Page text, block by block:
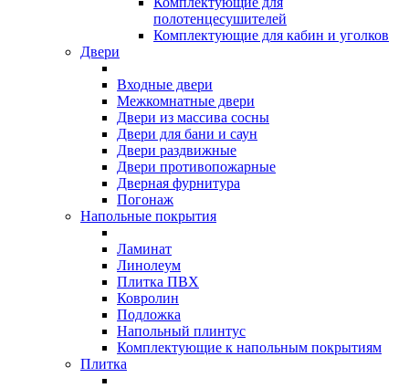
полотенцесушителей
Комплектующие для кабин и уголков
Двери
Входные двери
Межкомнатные двери
Двери из массива сосны
Двери для бани и саун
Двери раздвижные
Двери противопожарные
Дверная фурнитура
Погонаж
Напольные покрытия
Ламинат
Линолеум
Плитка ПВХ
Ковролин
Подложка
Напольный плинтус
Комплектующие к напольным покрытиям
Плитка